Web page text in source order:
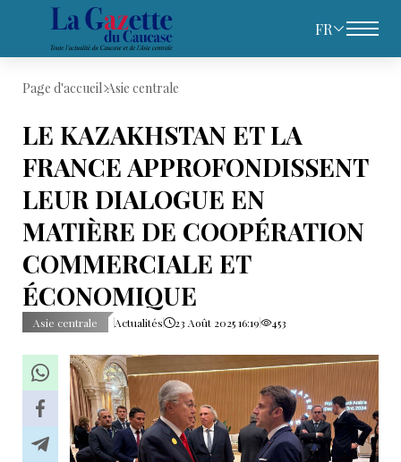
FR
Page d'accueil Asie centrale
LE KAZAKHSTAN ET LA
FRANCE APPROFONDISSENT
LEUR DIALOGUE EN
MATIÈRE DE COOPÉRATION
COMMERCIALE ET
ÉCONOMIQUE
Asie centrale Actualités 23 Août 2025 16:19 453